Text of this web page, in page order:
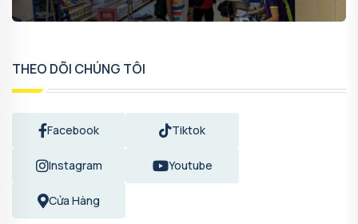
THEO DÕI CHÚNG TÔI
Facebook Tiktok
Instagram Youtube
Cửa Hàng